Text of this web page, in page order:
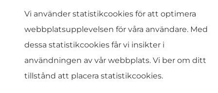
Vi använder statistikcookies för att optimera
webbplatsupplevelsen för våra användare. Med
dessa statistikcookies får vi insikter i
användningen av vår webbplats. Vi ber om ditt
tillstånd att placera statistikcookies.